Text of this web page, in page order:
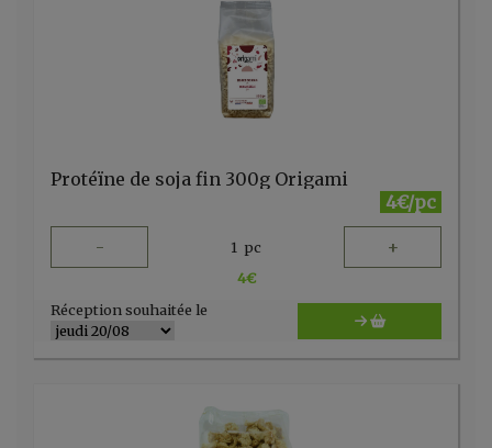
Protéïne de soja fin 300g Origami
4€/pc
- 1 pc +
4€
Réception souhaitée le